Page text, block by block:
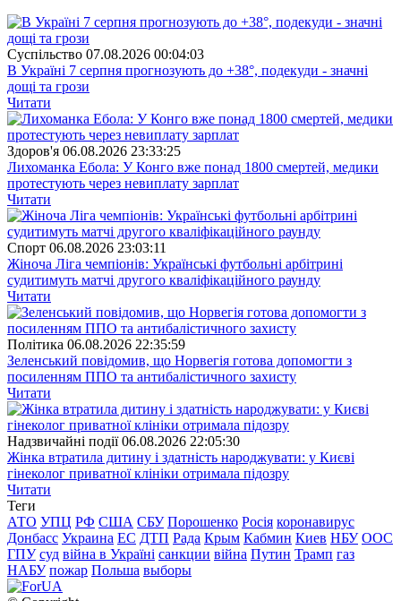
Суспiльство 07.08.2026 00:04:03
В Україні 7 серпня прогнозують до +38°, подекуди - значні
дощі та грози
Читати
Здоров'я 06.08.2026 23:33:25
Лихоманка Ебола: У Конго вже понад 1800 смертей, медики
протестують через невиплату зарплат
Читати
Спорт 06.08.2026 23:03:11
Жіноча Ліга чемпіонів: Українські футбольні арбітрині
судитимуть матчі другого кваліфікаційного раунду
Читати
Полiтика 06.08.2026 22:35:59
Зеленський повідомив, що Норвегія готова допомогти з
посиленням ППО та антибалістичного захисту
Читати
Надзвичайні події 06.08.2026 22:05:30
Жінка втратила дитину і здатність народжувати: у Києві
гінеколог приватної клініки отримала підозру
Читати
Теги
АТО УПЦ РФ США СБУ Порошенко Росія коронавирус
Донбасс Украина ЕС ДТП Рада Крым Кабмин Киев НБУ ООС
ГПУ суд війна в Україні санкции війна Путин Трамп газ
НАБУ пожар Польша выборы